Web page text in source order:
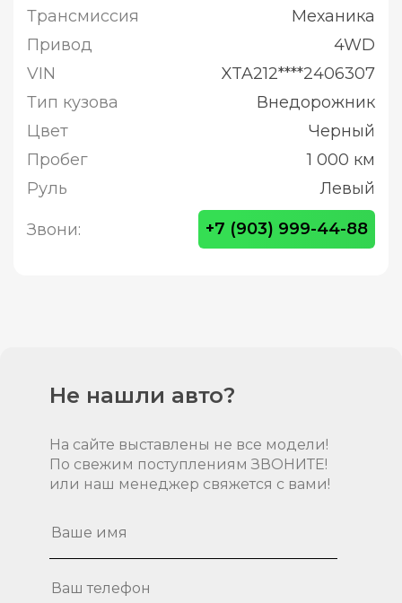
Трансмиссия
Механика
Привод
4WD
VIN
XTA212****2406307
Тип кузова
Внедорожник
Цвет
Черный
Пробег
1 000 км
Руль
Левый
Звони: +7 (903) 999-44-88
Не нашли авто?
На сайте выставлены не все модели!
По свежим поступлениям ЗВОНИТЕ!
или наш менеджер свяжется с вами!